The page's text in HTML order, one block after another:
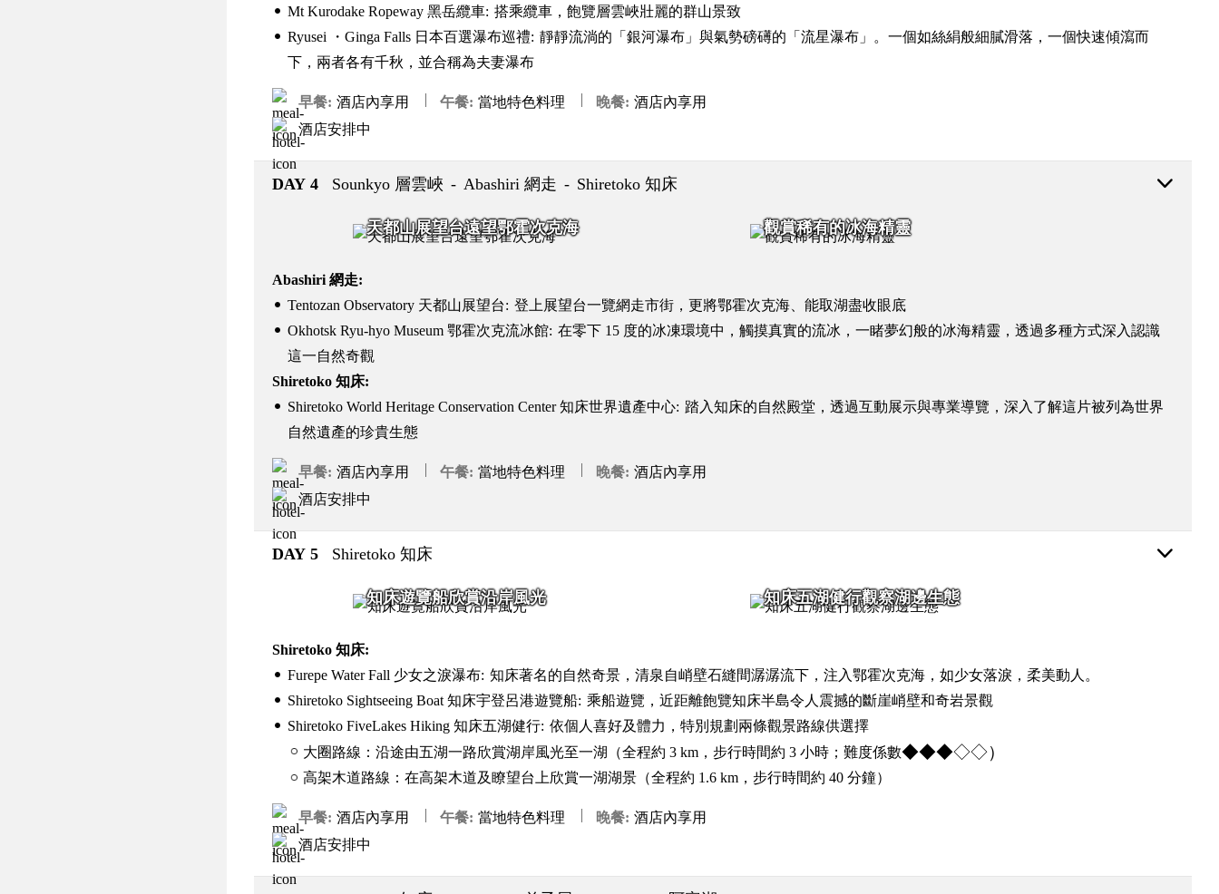
Mt Kurodake Ropeway 黑岳纜車: 搭乘纜車，飽覽層雲峽壯麗的群山景致
Ryusei ・Ginga Falls 日本百選瀑布巡禮: 靜靜流淌的「銀河瀑布」與氣勢磅礡的「流星瀑布」。一個如絲絹般細膩滑落，一個快速傾瀉而
下，兩者各有千秋，並合稱為夫妻瀑布
早餐 酒店內享用 午餐 當地特色料理 晚餐 酒店內享用
酒店安排中
DAY 4 Sounkyo 層雲峽 Abashiri 網走 Shiretoko 知床
天都山展望台遠望鄂霍次克海 觀賞稀有的冰海精靈
Abashiri 網走:
Tentozan Observatory 天都山展望台: 登上展望台一覽網走市街，更將鄂霍次克海、能取湖盡收眼底
Okhotsk Ryu-hyo Museum 鄂霍次克流冰館: 在零下 15 度的冰凍環境中，觸摸真實的流冰，一睹夢幻般的冰海精靈，透過多種方式深入認識
這一自然奇觀
Shiretoko 知床:
Shiretoko World Heritage Conservation Center 知床世界遺產中心: 踏入知床的自然殿堂，透過互動展示與專業導覽，深入了解這片被列為世界
自然遺產的珍貴生態
早餐 酒店內享用 午餐 當地特色料理 晚餐 酒店內享用
酒店安排中
DAY 5 Shiretoko 知床
知床遊覽船欣賞沿岸風光 知床五湖健行觀察湖邊生態
Shiretoko 知床:
Furepe Water Fall 少女之淚瀑布: 知床著名的自然奇景，清泉自峭壁石縫間潺潺流下，注入鄂霍次克海，如少女落淚，柔美動人。
Shiretoko Sightseeing Boat 知床宇登呂港遊覽船: 乘船遊覽，近距離飽覽知床半島令人震撼的斷崖峭壁和奇岩景觀
Shiretoko FiveLakes Hiking 知床五湖健行: 依個人喜好及體力，特別規劃兩條觀景路線供選擇
大圈路線：沿途由五湖一路欣賞湖岸風光至一湖（全程約 3 km，步行時間約 3 小時；難度係數◆◆◆◇◇）
高架木道路線：在高架木道及瞭望台上欣賞一湖湖景（全程約 1.6 km，步行時間約 40 分鐘）
早餐 酒店內享用 午餐 當地特色料理 晚餐 酒店內享用
酒店安排中